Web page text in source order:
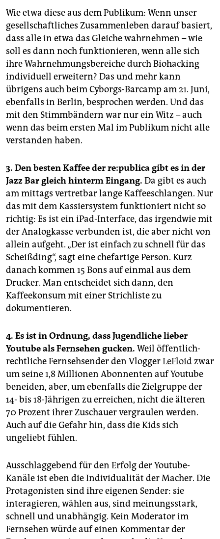
Wie etwa diese aus dem Publikum: Wenn unser
gesellschaftliches Zusammenleben darauf basiert,
dass alle in etwa das Gleiche wahrnehmen – wie
soll es dann noch funktionieren, wenn alle sich
ihre Wahrnehmungsbereiche durch Biohacking
individuell erweitern? Das und mehr kann
übrigens auch beim Cyborgs-Barcamp am 21. Juni,
ebenfalls in Berlin, besprochen werden. Und das
mit den Stimmbändern war nur ein Witz – auch
wenn das beim ersten Mal im Publikum nicht alle
verstanden haben.
3. Den besten Kaffee der re:publica gibt es in der
Jazz Bar gleich hinterm Eingang. Da gibt es auch
am mittags vertretbar lange Kaffeeschlangen. Nur
das mit dem Kassiersystem funktioniert nicht so
richtig: Es ist ein iPad-Interface, das irgendwie mit
der Analogkasse verbunden ist, die aber nicht von
allein aufgeht. „Der ist einfach zu schnell für das
Scheißding“, sagt eine chefartige Person. Kurz
danach kommen 15 Bons auf einmal aus dem
Drucker. Man entscheidet sich dann, den
Kaffeekonsum mit einer Strichliste zu
dokumentieren.
4. Es ist in Ordnung, dass Jugendliche lieber
Youtube als Fernsehen gucken. Weil öffentlich-
rechtliche Fernsehsender den VloggerLeFloidzwar
um seine 1,8 Millionen Abonnenten auf Youtube
beneiden, aber, um ebenfalls die Zielgruppe der
14- bis 18-Jährigen zu erreichen, nicht die älteren
70 Prozent ihrer Zuschauer vergraulen werden.
Auch auf die Gefahr hin, dass die Kids sich
ungeliebt fühlen.
Ausschlaggebend für den Erfolg der Youtube-
Kanäle ist eben die Individualität der Macher. Die
Protagonisten sind ihre eigenen Sender: sie
interagieren, wählen aus, sind meinungsstark,
schnell und unabhängig. Kein Moderator im
Fernsehen würde auf einen Kommentar der